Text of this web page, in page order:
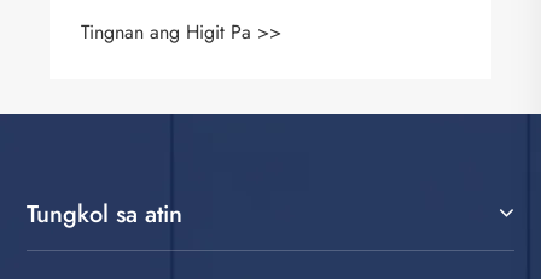
Tingnan ang Higit Pa >>
Tungkol sa atin